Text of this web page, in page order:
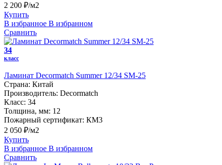
2 200 ₽/м2
Купить
В избранное В избранном
Сравнить
34
класс
Ламинат Decormatch Summer 12/34 SM-25
Страна: Китай
Производитель: Decormatch
Класс: 34
Толщина, мм: 12
Пожарный сертификат: КМ3
2 050 ₽/м2
Купить
В избранное В избранном
Сравнить